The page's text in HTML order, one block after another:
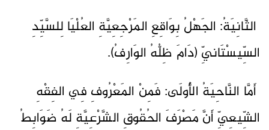
الثَّانِيَةُ: الجَهْلُ بِوَاقِعِ المَرْجِعِيَّةِ العُلْيَا لِلسَّيِّدِ
السِّيسْتَانيِّ (دَامَ ظِلُّهُ الوَارِفُ).
أَمَّا النَّاحِيَةُ الأُولَى: فَمِنْ المَعْرُوفِ فِي الفِقْهِ
الشِّيعِيِّ أَنَّ مَصْرَفَ الحُقُوقِ الشَّرْعِيَّةِ لَهُ ضَوَابِطُ